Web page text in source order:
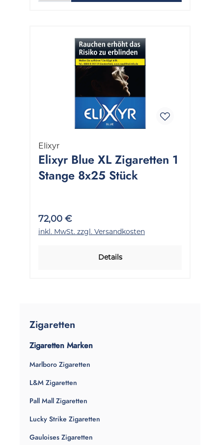
Zigaretten
Zigaretten Marken
Marlboro Zigaretten
L&M Zigaretten
Pall Mall Zigaretten
Lucky Strike Zigaretten
Gauloises Zigaretten
Elixyr
Elixyr Blue XL Zigaretten 1
Stange 8x25 Stück
72,00 €
inkl. MwSt. zzgl. Versandkosten
Details